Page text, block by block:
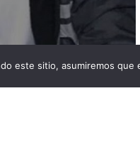
este sitio, asumiremos que